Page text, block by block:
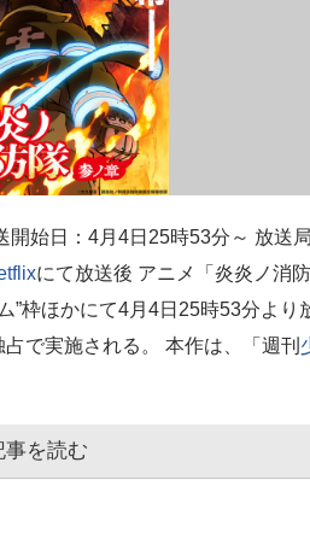
開始日：4月4日25時53分～ 放送
にて放送後 アニメ「炎炎ノ消
”枠ほかにて4月4日25時53分より
で実施される。 本作は、「週刊
事を読む